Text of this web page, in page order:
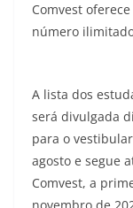
Comvest
número
A lista dos
será divulgada
para o
agosto e segue
Comvest, a